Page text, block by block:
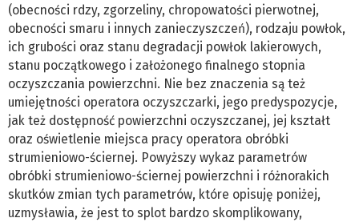
(obecności rdzy, zgorzeliny, chropowatości pierwotnej,
obecności smaru i innych zanieczyszczeń), rodzaju powłok,
ich grubości oraz stanu degradacji powłok lakierowych,
stanu początkowego i założonego finalnego stopnia
oczyszczania powierzchni. Nie bez znaczenia są też
umiejętności operatora oczyszczarki, jego predyspozycje,
jak też dostępność powierzchni oczyszczanej, jej kształt
oraz oświetlenie miejsca pracy operatora obróbki
strumieniowo-ściernej. Powyższy wykaz parametrów
obróbki strumieniowo-ściernej powierzchni i różnorakich
skutków zmian tych parametrów, które opisuję poniżej,
uzmysławia, że jest to splot bardzo skomplikowany,